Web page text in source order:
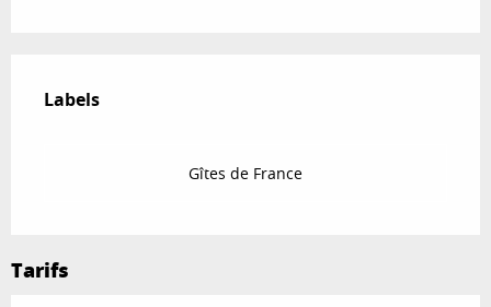
Labels
Labels
Gîtes de France
Tarifs